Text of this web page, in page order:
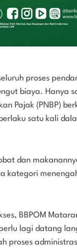
proses
biaya. Hanya
Pajak (PNBP)
satu kali
dan
kategori
BBPOM
lagi datang
proses